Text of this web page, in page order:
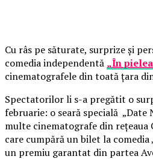
Cu râs pe săturate, surprize și
comedia independentă „În
cinematografele din toată țara
Spectatorilor li s-a pregătit o
februarie: o seară specială
multe cinematografe din rețeaua
care cumpără un bilet la
un premiu garantat din partea